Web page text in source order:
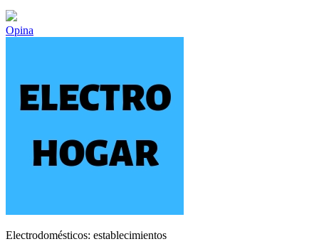
Opina
Electrodomésticos: establecimientos